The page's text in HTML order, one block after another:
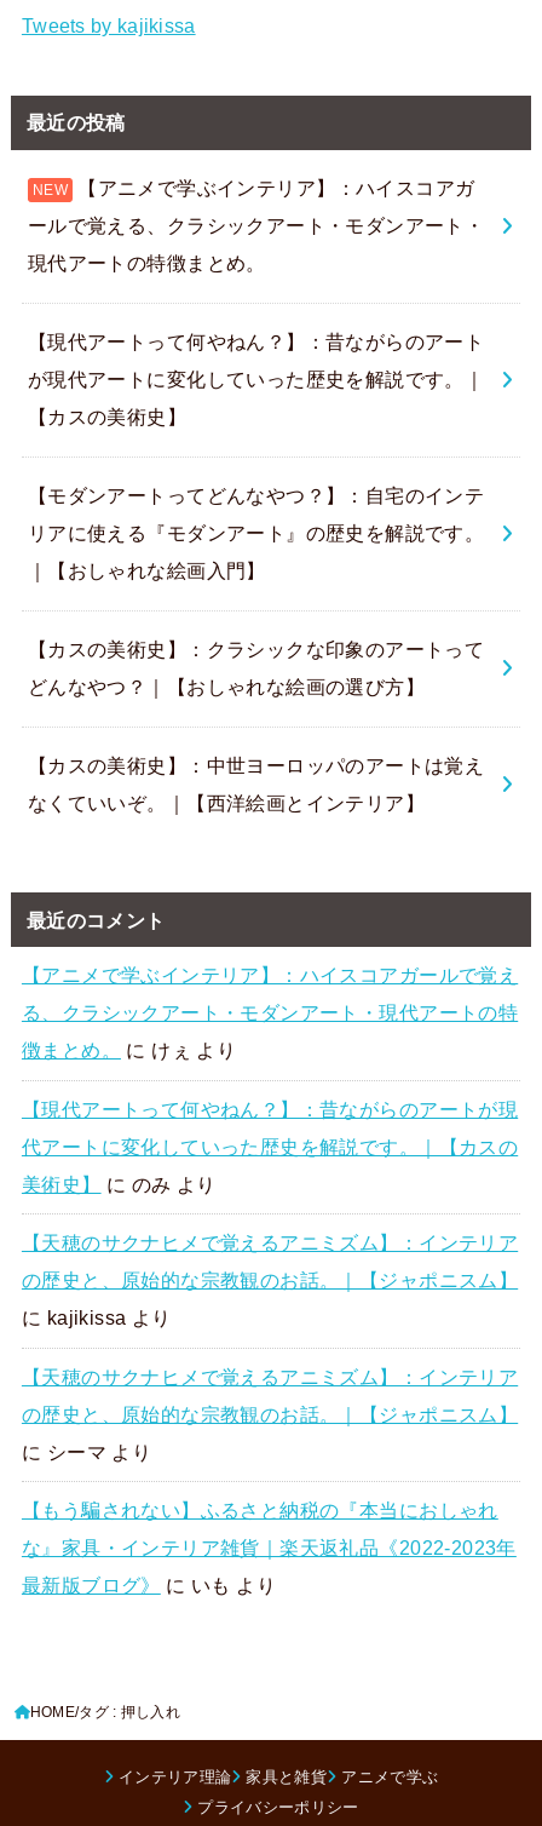
Tweets by kajikissa
最近の投稿
【アニメで学ぶインテリア】：ハイスコアガ
ールで覚える、クラシックアート・モダンアート・
現代アートの特徴まとめ。
【現代アートって何やねん？】：昔ながらのアート
が現代アートに変化していった歴史を解説です。｜
【カスの美術史】
【モダンアートってどんなやつ？】：自宅のインテ
リアに使える『モダンアート』の歴史を解説です。
｜【おしゃれな絵画入門】
【カスの美術史】：クラシックな印象のアートって
どんなやつ？｜【おしゃれな絵画の選び方】
【カスの美術史】：中世ヨーロッパのアートは覚え
なくていいぞ。｜【西洋絵画とインテリア】
最近のコメント
【アニメで学ぶインテリア】：ハイスコアガールで覚え
る、クラシックアート・モダンアート・現代アートの特
徴まとめ。
に けぇ より
【現代アートって何やねん？】：昔ながらのアートが現
代アートに変化していった歴史を解説です。｜【カスの
美術史】
に のみ より
【天穂のサクナヒメで覚えるアニミズム】：インテリア
の歴史と、原始的な宗教観のお話。｜【ジャポニスム】
に kajikissa より
【天穂のサクナヒメで覚えるアニミズム】：インテリア
の歴史と、原始的な宗教観のお話。｜【ジャポニスム】
に シーマ より
【もう騙されない】ふるさと納税の『本当におしゃれ
な』家具・インテリア雑貨｜楽天返礼品《2022-2023年
最新版ブログ》
に いも より
HOME タグ : 押し入れ
インテリア理論 家具と雑貨
アニメで学ぶ
プライバシーポリシー